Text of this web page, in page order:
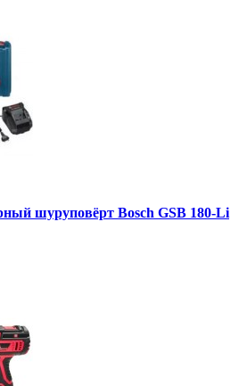
шуруповёрт Bosch GSB 180-Li